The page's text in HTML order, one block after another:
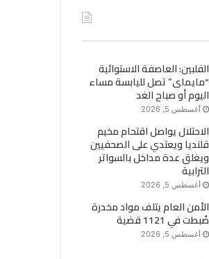
الفلبين: العاصفة الاستوائية
“مايماى” تصل لليابسة مساء
اليوم أو صباح الغد
أغسطس 5, 2026
الاحتلال يواصل اقتحام مخيم
قلنديا ويعتدي على الصحفيين
ويغلق عدة مداخل بالسواتر
الترابية
أغسطس 5, 2026
الأمن العام يتلف مواد مخدرة
ضُبطت في 1121 قضية
أغسطس 5, 2026